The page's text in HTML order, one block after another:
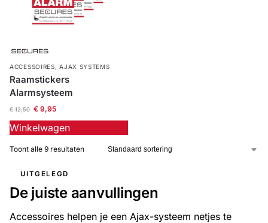
ACCESSOIRES,AJAX SYSTEMS
Raamstickers
Alarmsysteem
€12,50 €9,95
Winkelwagen
Toont alle 9 resultaten
UITGELEGD
De juiste aanvullingen
Accessoires helpen je een Ajax-systeem netjes te